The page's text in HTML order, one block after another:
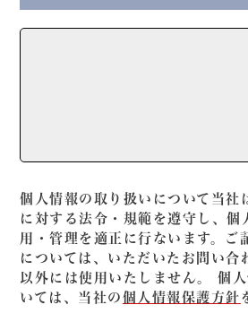
個人情報の取り扱いについて当社
に対する法令・規範を遵守し、個
用・管理を適正に行ないます。ご
については、いただいたお問い合
以外には使用いたしません。 個
いては、当社の 個人情報保護方針